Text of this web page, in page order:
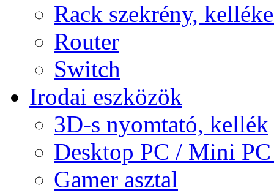
Rack szekrény,
Router
Switch
Irodai eszközök
3D-s nyomtató, kellék
Desktop PC / Mini
Gamer asztal